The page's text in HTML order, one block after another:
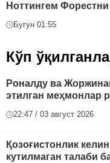
Ноттингем
Бугун 01:55
Кўп
Роналду ва
этилган меҳмонлар
22:47 / 03 август 2026
Қозоғистонлик
кутилмаган талаби